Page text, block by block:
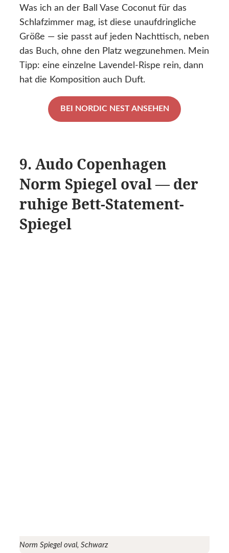
Was ich an der Ball Vase Coconut für das
Schlafzimmer mag, ist diese unaufdringliche
Größe — sie passt auf jeden Nachttisch, neben
das Buch, ohne den Platz wegzunehmen. Mein
Tipp: eine einzelne Lavendel-Rispe rein, dann
hat die Komposition auch Duft.
BEI NORDIC NEST ANSEHEN
9. Audo Copenhagen
Norm Spiegel oval — der
ruhige Bett-Statement-
Spiegel
Norm Spiegel oval, Schwarz